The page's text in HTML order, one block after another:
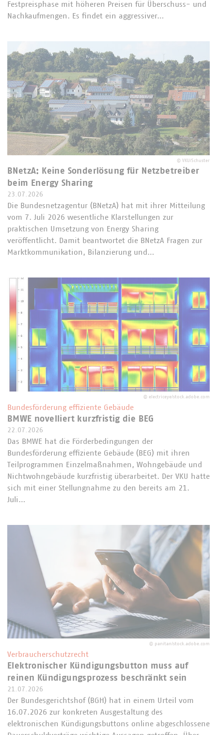
Festpreisphase mit höheren Preisen für Überschuss- und
Nachkaufmengen. Es findet ein aggressiver…
© VKU/Schuster
BNetzA: Keine Sonderlösung für Netzbetreiber
beim Energy Sharing
23.07.2026
Die Bundesnetzagentur (BNetzA) hat mit ihrer Mitteilung
vom 7. Juli 2026 wesentliche Klarstellungen zur
praktischen Umsetzung von Energy Sharing
veröffentlicht. Damit beantwortet die BNetzA Fragen zur
Marktkommunikation, Bilanzierung und…
© electriceye/stock.adobe.com
Bundesförderung effiziente Gebäude
BMWE novelliert kurzfristig die BEG
22.07.2026
Das BMWE hat die Förderbedingungen der
Bundesförderung effiziente Gebäude (BEG) mit ihren
Teilprogrammen Einzelmaßnahmen, Wohngebäude und
Nichtwohngebäude kurzfristig überarbeitet. Der VKU hatte
sich mit einer Stellungnahme zu den bereits am 21.
Juli…
© panitan/stock.adobe.com
Verbraucherschutzrecht
Elektronischer Kündigungsbutton muss auf
reinen Kündigungsprozess beschränkt sein
21.07.2026
Der Bundesgerichtshof (BGH) hat in einem Urteil vom
16.07.2026 zur konkreten Ausgestaltung des
elektronischen Kündigungsbuttons online abgeschlossene